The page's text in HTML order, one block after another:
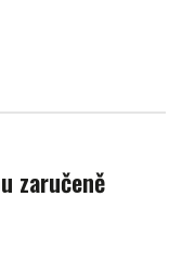
zaručeně